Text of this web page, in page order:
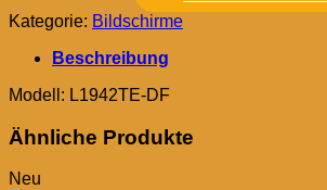
Kategorie: Bildschirme
Beschreibung
Modell: L1942TE-DF
Ähnliche Produkte
Neu